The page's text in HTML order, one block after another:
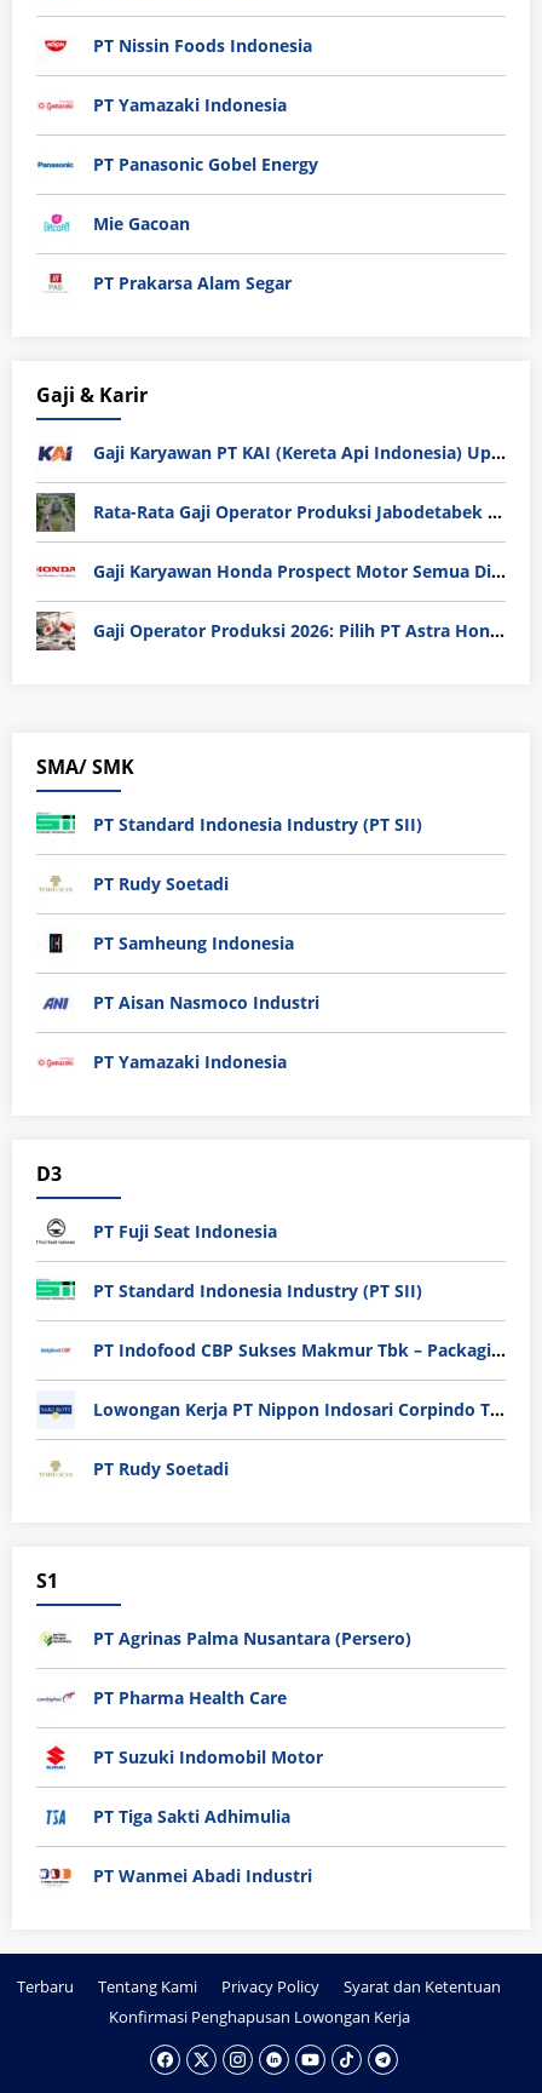
PT Nissin Foods Indonesia
PT Yamazaki Indonesia
PT Panasonic Gobel Energy
Mie Gacoan
PT Prakarsa Alam Segar
Gaji & Karir
Gaji Karyawan PT KAI (Kereta Api Indonesia) Update 2025
Rata-Rata Gaji Operator Produksi Jabodetabek 2025: Bedah Tuntas UMK, Lemburan, dan Realita Hidup Buruh
Gaji Karyawan Honda Prospect Motor Semua Divisi
Gaji Operator Produksi 2026: Pilih PT Astra Honda Motor (AHM) atau Manufaktur di Jepang?
SMA/ SMK
PT Standard Indonesia Industry (PT SII)
PT Rudy Soetadi
PT Samheung Indonesia
PT Aisan Nasmoco Industri
PT Yamazaki Indonesia
D3
PT Fuji Seat Indonesia
PT Standard Indonesia Industry (PT SII)
PT Indofood CBP Sukses Makmur Tbk – Packaging Division
Lowongan Kerja PT Nippon Indosari Corpindo Tbk. Bulan Agustus 2026
PT Rudy Soetadi
S1
PT Agrinas Palma Nusantara (Persero)
PT Pharma Health Care
PT Suzuki Indomobil Motor
PT Tiga Sakti Adhimulia
PT Wanmei Abadi Industri
Terbaru Tentang Kami Privacy Policy
Syarat dan Ketentuan
Konfirmasi Penghapusan Lowongan Kerja